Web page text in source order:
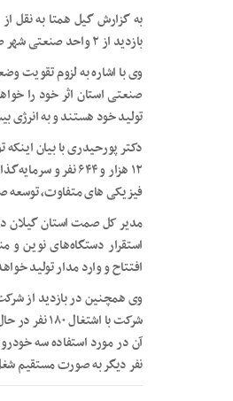
به گزارش گیل همتا به نقل
بازدید از ۲ واحد صنعتی شهر صنعتی رشت گفت: لازمه پویایی و شتاب صنعتی گیلان، فراهم سازی زیرساخت‌ها است.
وی با اشاره به لزوم تقویت
صنعتی استان اثر خود را
تولید خود هستند و به انرژی
فیزیکی های متفاوت، توسعه
استقرار دستگاه‌های نوین و
افتتاح و وارد مدار تولید
نفر دیگر به صورت مستقیم